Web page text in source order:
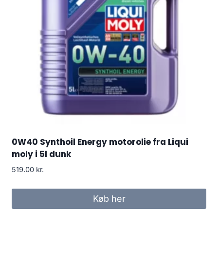
0W40 Synthoil Energy motorolie fra Liqui
moly i 5l dunk
519.00 kr.
Køb her